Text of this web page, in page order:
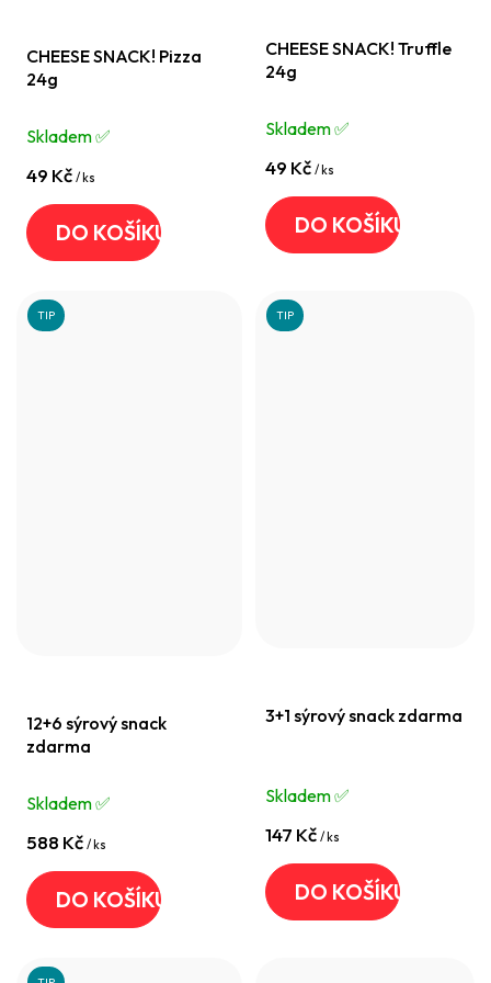
CHEESE SNACK! Pizza
24g
Skladem ✅️
49 Kč / ks
DO KOŠÍKU
CHEESE SNACK! Truffle
24g
Skladem ✅️
49 Kč / ks
DO KOŠÍKU
TIP
12+6 sýrový snack
zdarma
Skladem ✅️
588 Kč / ks
DO KOŠÍKU
TIP
3+1 sýrový snack zdarma
Skladem ✅️
147 Kč / ks
DO KOŠÍKU